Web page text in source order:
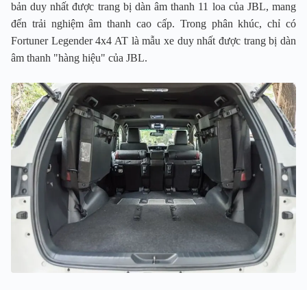
bản duy nhất được trang bị dàn âm thanh 11 loa của JBL, mang
đến trải nghiệm âm thanh cao cấp. Trong phân khúc, chỉ có
Fortuner Legender 4x4 AT là mẫu xe duy nhất được trang bị dàn
âm thanh "hàng hiệu" của JBL.